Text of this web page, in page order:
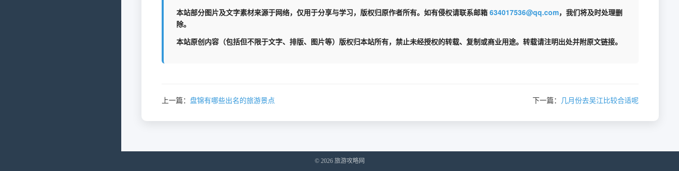
本站部分图片及文字素材来源于网络，仅用于分享与学习，版权归原作者所有。如有侵权请联系邮箱 634017536@qq.com，我们将及时处理删
除。
本站原创内容（包括但不限于文字、排版、图片等）版权归本站所有，禁止未经授权的转载、复制或商业用途。转载请注明出处并附原文链接。
上一篇： 盘锦有哪些出名的旅游景点 下一篇： 几月份去吴江比较合适呢
© 2026 旅游攻略网